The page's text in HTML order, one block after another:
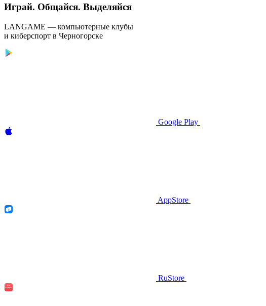
Играй. Общайся. Выделяйся
LANGAME — компьютерные клубы
и киберспорт в Черногорске
Google Play
AppStore
RuStore